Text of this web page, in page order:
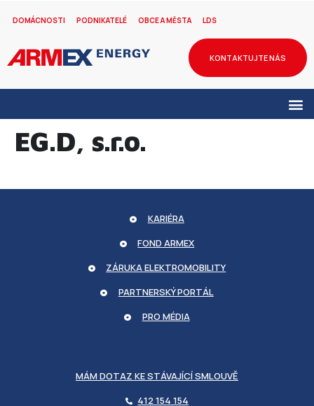
DOMÁCNOSTI PODNIKATELÉ OBCE A MĚSTA LDS
KONTAKTUJTE NÁS
EG.D, s.r.o.
KARIÉRA
FOND ARMEX
ZÁRUKA ELEKTROMOBILITY
PARTNERSKÝ PORTÁL
PRO MÉDIA
MÁM DOTAZ KE STÁVAJÍCÍ SMLOUVĚ
412 154 154